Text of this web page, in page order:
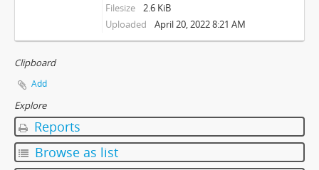
Filesize
2.6 KiB
Uploaded
April 20, 2022 8:21 AM
Clipboard
Add
Explore
Reports
Browse as list